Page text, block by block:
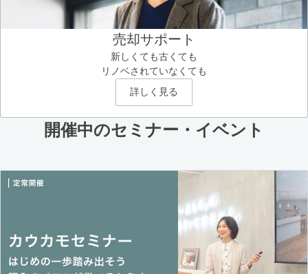
売却サポート
新しくても古くても
リノベされていなくても
詳しく見る
開催中のセミナー・イベント